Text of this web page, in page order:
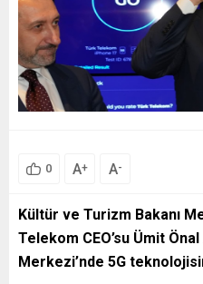
0 A+ A-
Kültür ve Turizm Bakanı
Telekom CEO’su Ümit Önal
Merkezi’nde 5G